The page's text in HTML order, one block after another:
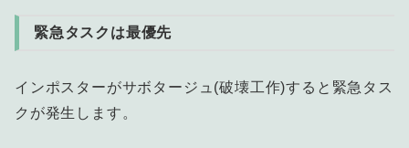
緊急タスクは最優先
インポスターがサボタージュ(破壊工作)すると緊急タス
クが発生します。